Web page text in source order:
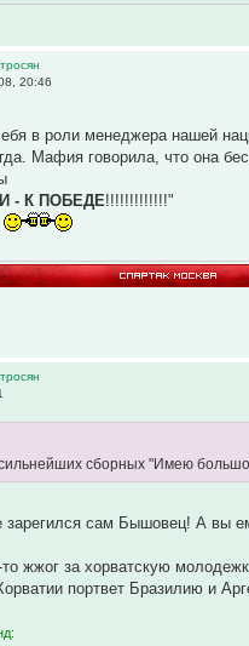
20:46
в роли менеджера нашей
Мафия говорила, что она
- К ПОБЕДЕ!!!!!!!!!!!!!"
сборных "Имею
сам Бышовец! А вы
то жжог за хорватскую
портвет Бразилию и